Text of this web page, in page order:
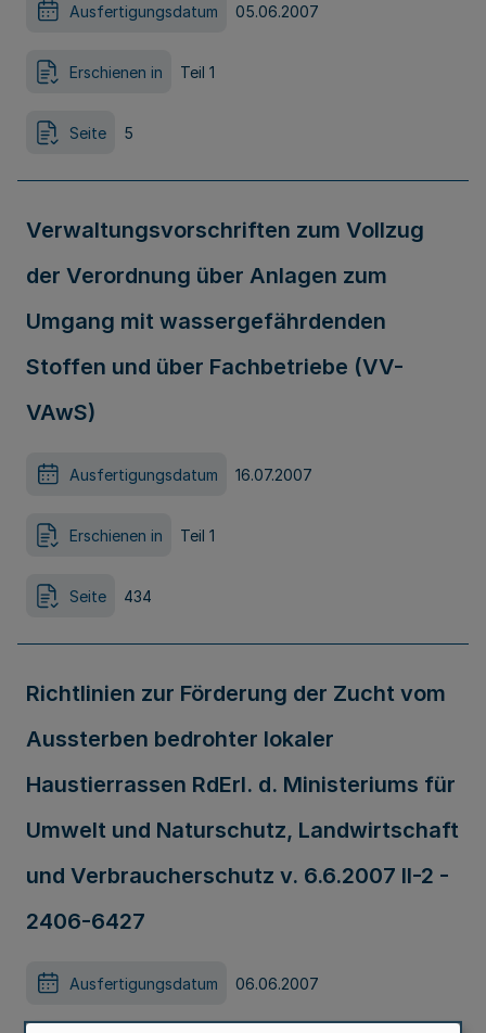
Ausfertigungsdatum 05.06.2007
Erschienen in Teil 1
Seite 5
Verwaltungsvorschriften zum Vollzug
der Verordnung über Anlagen zum
Umgang mit wassergefährdenden
Stoffen und über Fachbetriebe (VV-
VAwS)
Ausfertigungsdatum 16.07.2007
Erschienen in Teil 1
Seite 434
Richtlinien zur Förderung der Zucht vom
Aussterben bedrohter lokaler
Haustierrassen RdErl. d. Ministeriums für
Umwelt und Naturschutz, Landwirtschaft
und Verbraucherschutz v. 6.6.2007 II-2 -
2406-6427
Ausfertigungsdatum 06.06.2007